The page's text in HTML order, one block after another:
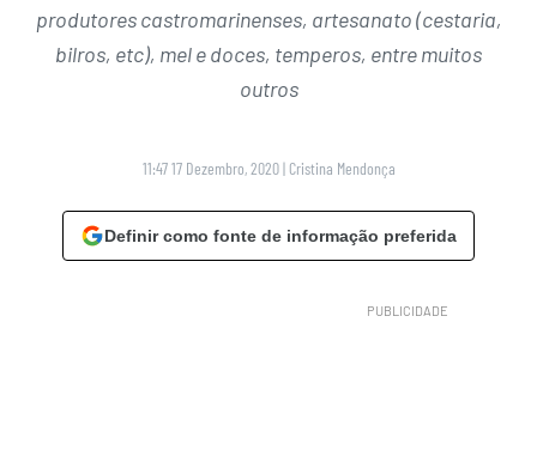
produtores castromarinenses, artesanato (cestaria,
bilros, etc), mel e doces, temperos, entre muitos
outros
11:47 17 Dezembro, 2020 | Cristina Mendonça
Definir como fonte de informação preferida